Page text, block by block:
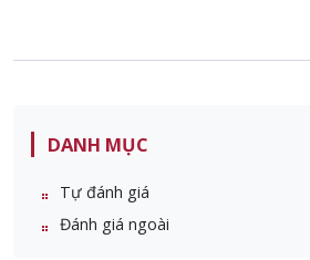
DANH MỤC
Tự đánh giá
Đánh giá ngoài